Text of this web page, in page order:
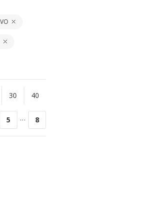
30 40
5 ... 8